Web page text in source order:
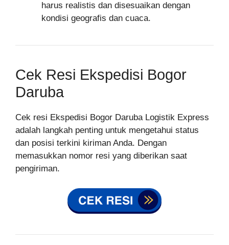
harus realistis dan disesuaikan dengan
kondisi geografis dan cuaca.
Cek Resi Ekspedisi Bogor
Daruba
Cek resi Ekspedisi Bogor Daruba Logistik Express
adalah langkah penting untuk mengetahui status
dan posisi terkini kiriman Anda. Dengan
memasukkan nomor resi yang diberikan saat
pengiriman.